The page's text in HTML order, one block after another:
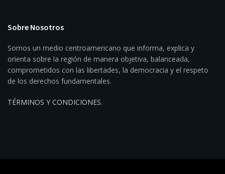
Sobre Nosotros
Somos un medio centroamericano que informa, explica y
orienta sobre la región de manera objetiva, balanceada,
comprometidos con las libertades, la democracia y el respeto
de los derechos fundamentales.
TÉRMINOS Y CONDICIONES.